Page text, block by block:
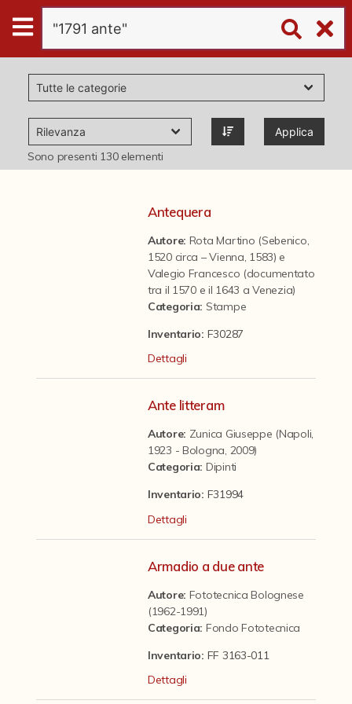
Digital
Humanities
Donazioni
Pubblicazioni
Il progetto Digital Humanities
Applica
Sono presenti 130elementi
Antequera
Autore: Rota Martino (Sebenico,
1520 circa – Vienna, 1583) e
Valegio Francesco (documentato
tra il 1570 e il 1643 a Venezia)
Categoria: Stampe
Inventario: F30287
Dettagli
Ante litteram
Autore: Zunica Giuseppe (Napoli,
1923 - Bologna, 2009)
Categoria: Dipinti
Inventario: F31994
Dettagli
Armadio a due ante
Autore: Fototecnica Bolognese
(1962-1991)
Categoria: Fondo Fototecnica
Inventario: FF 3163-011
Dettagli